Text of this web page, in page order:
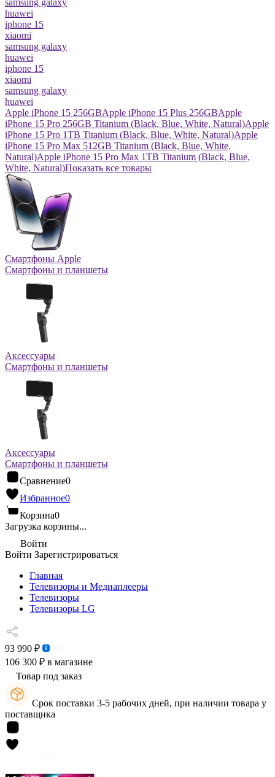
samsung galaxy
huawei
iphone 15
xiaomi
samsung galaxy
huawei
iphone 15
xiaomi
samsung galaxy
huawei
Apple iPhone 15 256GBApple iPhone 15 Plus 256GBApple
iPhone 15 Pro 256GB Titanium (Black, Blue, White, Natural)Apple
iPhone 15 Pro 1TB Titanium (Black, Blue, White, Natural)Apple
iPhone 15 Pro Max 512GB Titanium (Black, Blue, White,
Natural)Apple iPhone 15 Pro Max 1TB Titanium (Black, Blue,
White, Natural)Показать все товары
Смартфоны Apple
Смартфоны и планшеты
Аксессуары
Смартфоны и планшеты
Аксессуары
Смартфоны и планшеты
Сравнение0
Избранное0
Корзина0
Загрузка корзины...
Войти
Войти Зарегистрироваться
Главная
Телевизоры и Медиаплееры
Телевизоры
Телевизоры LG
93 990 ₽
106 300 ₽ в магазине
Товар под заказ
Срок поставки 3-5 рабочих дней, при наличии товара у
поставщика